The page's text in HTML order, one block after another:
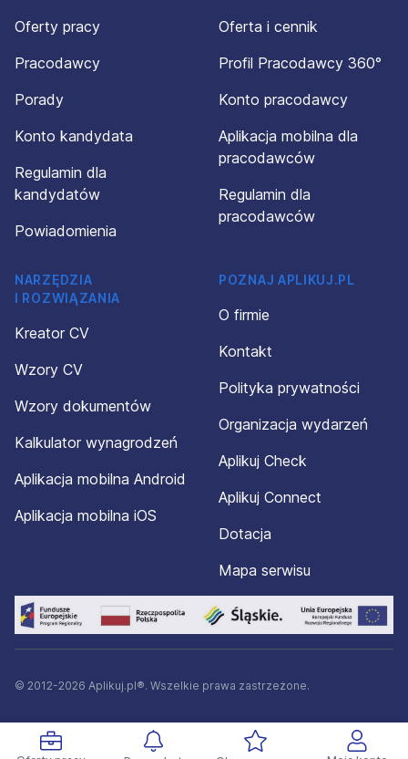
Oferty pracy
Pracodawcy
Porady
Konto kandydata
Regulamin dla
kandydatów
Powiadomienia
Oferta i cennik
Profil Pracodawcy 360°
Konto pracodawcy
Aplikacja mobilna dla
pracodawców
Regulamin dla
pracodawców
NARZĘDZIA
I ROZWIĄZANIA
Kreator CV
Wzory CV
Wzory dokumentów
Kalkulator wynagrodzeń
Aplikacja mobilna Android
Aplikacja mobilna iOS
POZNAJ APLIKUJ.PL
O firmie
Kontakt
Polityka prywatności
Organizacja wydarzeń
Aplikuj Check
Aplikuj Connect
Dotacja
Mapa serwisu
© 2012-2026 Aplikuj.pl®. Wszelkie prawa zastrzeżone.